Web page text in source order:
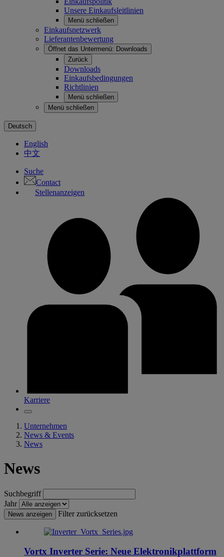
Unsere Einkaufsleitlinien
Menü schließen
Einkaufsnetzwerk
Lieferantenbewertung
Öffnet das Untermenü: Downloads
Zurück
Downloads
Einkaufsbedingungen
Richtlinien
Menü schließen
Menü schließen
Deutsch
English
中文
Suche
Contact
Stellenanzeigen
Karriere
Unternehmen
News & Events
News
News
Suchbegriff
Jahr
News anzeigen Filter zurücksetzen
Vortx Inverter Serie: Neue Elektronikplattform